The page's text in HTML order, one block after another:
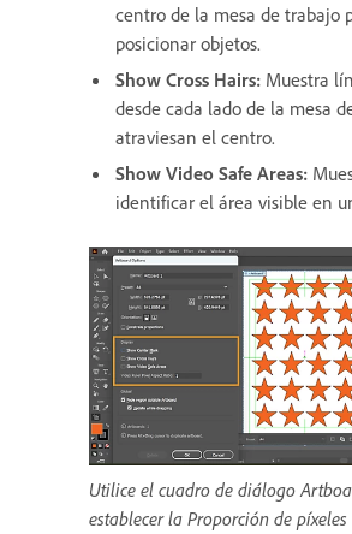
centro de la mesa de trabajo
posicionar objetos.
Show Cross Hairs: Muestra
desde cada lado de la mesa
atraviesan el centro.
Show Video Safe Areas:
identificar el área visible en
Utilice el cuadro de diálogo
establecer la Proporción de